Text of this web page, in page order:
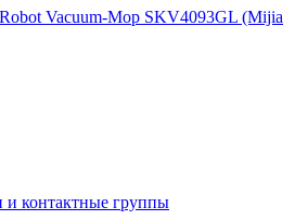
Vacuum-Mop SKV4093GL (Mijia
контактные группы